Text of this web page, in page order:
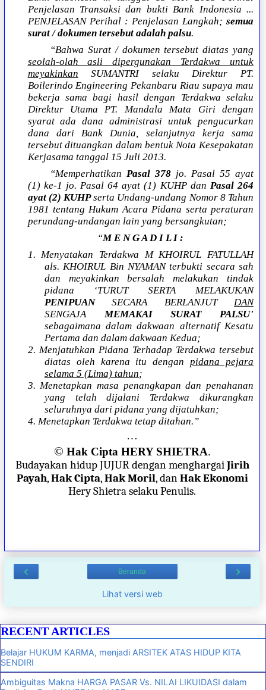
Penjelasan Transaksi dan bukti Bank Indonesia ...
PENJELASAN Perihal : Penjelasan Langkah; semua
surat / dokumen tersebut adalah palsu.
“Bahwa Surat / dokumen tersebut diatas yang
seolah-olah asli dipergunakan Terdakwa untuk
meyakinkan SUMANTRI selaku Direktur PT.
Boilerindo Engineering Pekanbaru Riau supaya mau
bekerja sama bagi hasil dengan Terdakwa selaku
Direktur Utama PT. Mandala Mata Giri dengan
syarat ada dana administrasi untuk pengucurkan
dana dari Bank Dunia, selanjutnya kerja sama
tersebut dituangkan dalam bentuk Nota Kesepakatan
Kerjasama tanggal 15 Juli 2013.
“MemperhatikanPasal 378 jo. Pasal 55 ayat
(1) ke-1 jo. Pasal 64 ayat (1) KUHP dan Pasal 264
ayat (2) KUHPserta Undang-undang Nomor 8 Tahun
1981 tentang Hukum Acara Pidana serta peraturan
perundang-undangan lain yang bersangkutan;
“M E N G A D I L I :
1. Menyatakan Terdakwa M KHOIRUL FATULLAH
als. KHOIRUL Bin NYAMAN terbukti secara sah
dan meyakinkan bersalah melakukan tindak
pidana ‘TURUT SERTA MELAKUKAN
PENIPUANSECARA BERLANJUT DAN
SENGAJAMEMAKAI SURAT PALSU’
sebagaimana dalam dakwaan alternatif Kesatu
Pertama dan dalam dakwaan Kedua;
2. Menjatuhkan Pidana Terhadap Terdakwa tersebut
diatas oleh karena itu denganpidana pejara
selama 5 (Lima) tahun;
3. Menetapkan masa penangkapan dan penahanan
yang telah dijalani Terdakwa dikurangkan
seluruhnya dari pidana yang dijatuhkan;
4. Menetapkan Terdakwa tetap ditahan.”
…
© Hak Cipta HERY SHIETRA.
Budayakan hidup JUJUR dengan menghargaiJirih
Payah,Hak Cipta,Hak Moril, danHak Ekonomi
Hery Shietra selaku Penulis.
‹ ›
Beranda
Lihat versi web
RECENT ARTICLES
Belajar HUKUM KARMA, menjadi ARSITEK ATAS HIDUP KITA
SENDIRI
Ambiguitas Makna HARGA PASAR Vs. NILAI LIKUIDASI dalam